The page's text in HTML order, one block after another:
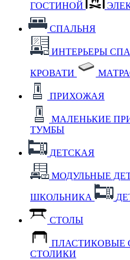
ГОСТИНОЙ
СПАЛЬНЯ
ИНТЕРЬЕРЫ
КРОВАТИ
ПРИХОЖАЯ
МАЛЕНЬКИЕ
ТУМБЫ
ДЕТСКАЯ
МОДУЛЬНЫЕ
ШКОЛЬНИКА
СТОЛЫ
ПЛАСТИКОВЫЕ
СТОЛИКИ